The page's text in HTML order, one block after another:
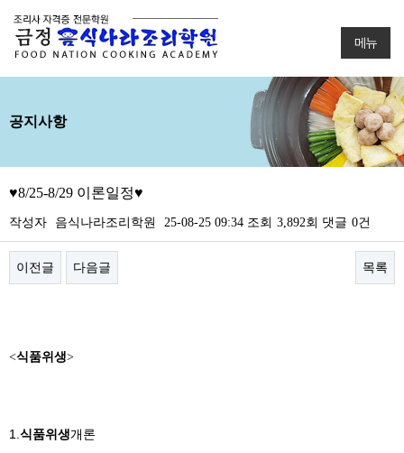
메뉴
공지사항
♥8/25-8/29 이론일정♥
작성자 음식나라조리학원 25-08-25 09:34 조회 3,892회 댓글 0건
이전글 다음글 목록
<식품위생>
1.식품위생개론